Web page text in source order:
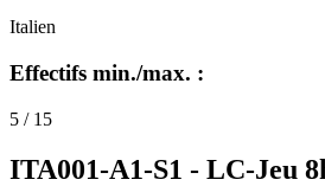
Italien
Effectifs min./max. :
5 / 15
ITA001-A1-S1 - LC-Jeu